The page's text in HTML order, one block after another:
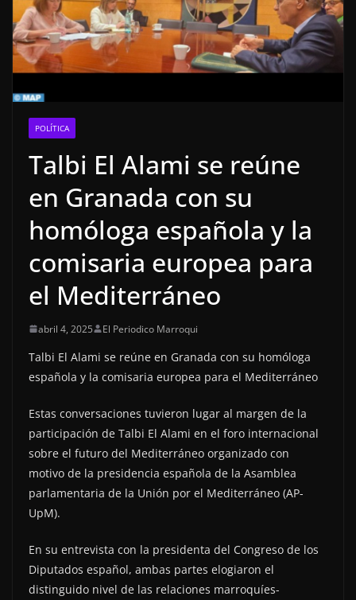
POLÍTICA
Talbi El Alami se reúne
en Granada con su
homóloga española y la
comisaria europea para
el Mediterráneo
abril 4, 2025 El Periodico Marroqui
Talbi El Alami se reúne en Granada con su homóloga
española y la comisaria europea para el Mediterráneo
Estas conversaciones tuvieron lugar al margen de la
participación de Talbi El Alami en el foro internacional
sobre el futuro del Mediterráneo organizado con
motivo de la presidencia española de la Asamblea
parlamentaria de la Unión por el Mediterráneo (AP-
UpM).
En su entrevista con la presidenta del Congreso de los
Diputados español, ambas partes elogiaron el
distinguido nivel de las relaciones marroquíes-